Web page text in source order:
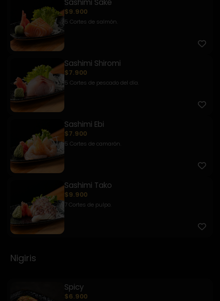
Sashimi Sake
$9.900
5 Cortes de salmón.
Sashimi Shiromi
$7.900
5 Cortes de pescado del día.
Sashimi Ebi
$7.900
5 Cortes de camarón.
Sashimi Tako
$9.900
7 Cortes de pulpo.
Nigiris
Spicy
$6.900